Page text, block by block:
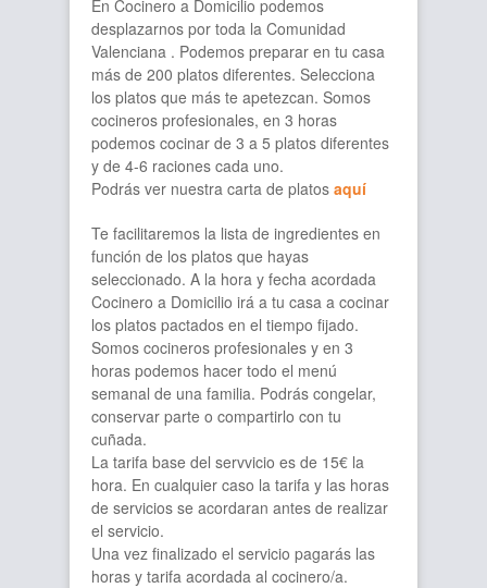
En Cocinero a Domicilio podemos
desplazarnos por toda la Comunidad
Valenciana . Podemos preparar en tu casa
más de 200 platos diferentes. Selecciona
los platos que más te apetezcan. Somos
cocineros profesionales, en 3 horas
podemos cocinar de 3 a 5 platos diferentes
y de 4-6 raciones cada uno.
Podrás ver nuestra carta de platos aquí
Te facilitaremos la lista de ingredientes en
función de los platos que hayas
seleccionado. A la hora y fecha acordada
Cocinero a Domicilio irá a tu casa a cocinar
los platos pactados en el tiempo fijado.
Somos cocineros profesionales y en 3
horas podemos hacer todo el menú
semanal de una familia. Podrás congelar,
conservar parte o compartirlo con tu
cuñada.
La tarifa base del servvicio es de 15€ la
hora. En cualquier caso la tarifa y las horas
de servicios se acordaran antes de realizar
el servicio.
Una vez finalizado el servicio pagarás las
horas y tarifa acordada al cocinero/a.